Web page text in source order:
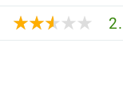
★★★★★
★★★★★